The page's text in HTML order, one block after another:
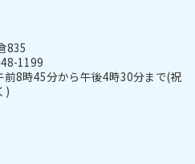
835
1199
8時45分から午後4時30分まで(祝
)